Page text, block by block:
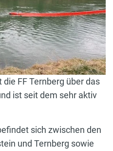
FF Ternberg über das
ist seit dem sehr aktiv
sich zwischen den
und Ternberg sowie